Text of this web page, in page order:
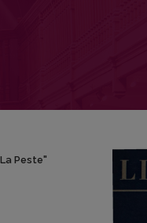
Peste"